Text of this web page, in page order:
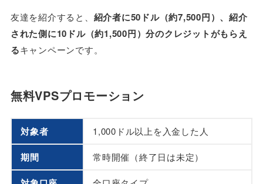
友達を紹介すると、 紹介者に50ドル（約7,500円）、紹介
された側に10ドル（約1,500円）分のクレジットがもらえ
るキャンペーンです。
無料VPSプロモーション
対象者 1,000ドル以上を入金した人
期間 常時開催（終了日は未定）